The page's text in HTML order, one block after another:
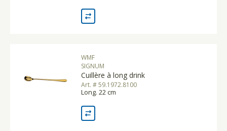
WMF
SIGNUM
Cuillère à long drink
Art. # 59.1972.8100
Long. 22 cm